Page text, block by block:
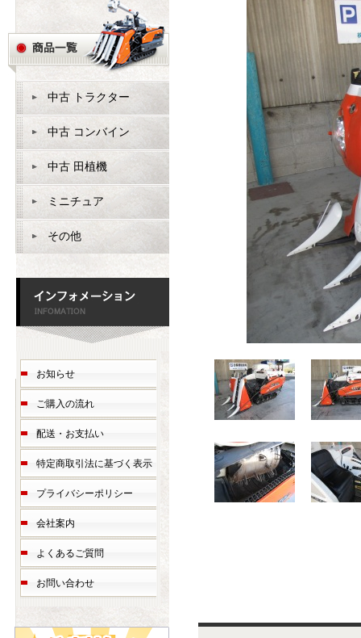
中古 トラクター
中古 コンバイン
中古 田植機
ミニチュア
その他
お知らせ
ご購入の流れ
配送・お支払い
特定商取引法に基づく表示
プライバシーポリシー
会社案内
よくあるご質問
お問い合わせ